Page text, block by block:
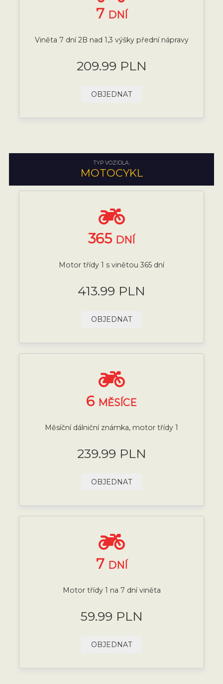
7 DNÍ
Viněta 7 dní 2B nad 1,3 výšky přední nápravy
209.99 PLN
OBJEDNAT
TYP VOZIDLA:
MOTOCYKL
365 DNÍ
Motor třídy 1 s vinětou 365 dní
413.99 PLN
OBJEDNAT
6 MĚSÍCE
Měsíční dálniční známka, motor třídy 1
239.99 PLN
OBJEDNAT
7 DNÍ
Motor třídy 1 na 7 dní viněta
59.99 PLN
OBJEDNAT